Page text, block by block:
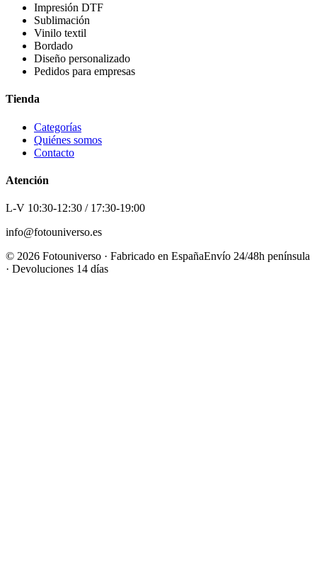
Impresión DTF
Sublimación
Vinilo textil
Bordado
Diseño personalizado
Pedidos para empresas
Tienda
Categorías
Quiénes somos
Contacto
Atención
L-V 10:30-12:30 / 17:30-19:00
info@fotouniverso.es
© 2026 Fotouniverso · Fabricado en EspañaEnvío 24/48h península
· Devoluciones 14 días